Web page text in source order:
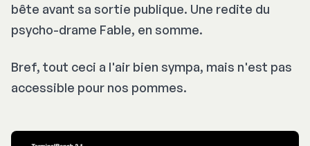
bête avant sa sortie publique. Une redite du
psycho-drame Fable, en somme.
Bref, tout ceci a l'air bien sympa, mais n'est pas
accessible pour nos pommes.